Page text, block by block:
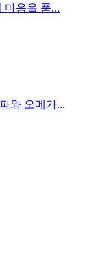
마음을 품...
와 오메가...